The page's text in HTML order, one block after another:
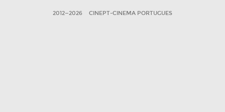
2012—2026 CINEPT-CINEMA PORTUGUES